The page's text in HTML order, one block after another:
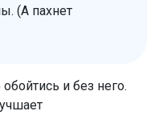
(А пахнет
и без него.